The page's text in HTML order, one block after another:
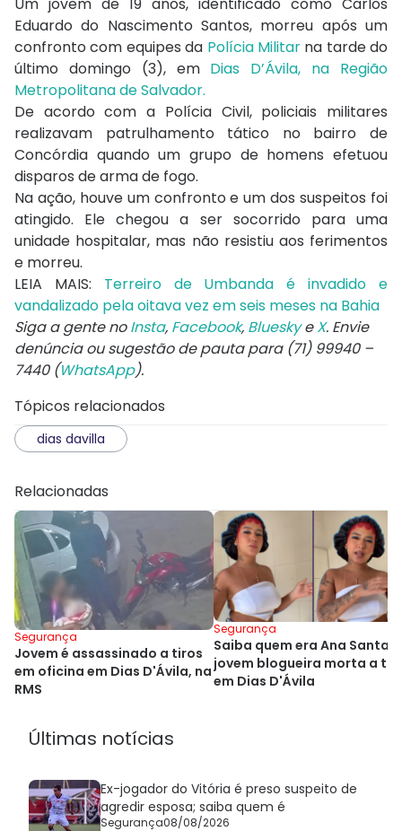
Eduardo do Nascimento Santos, morreu após um
confronto com equipes da Polícia Militarna tarde do
último domingo (3), em Dias D’Ávila, na Região
Metropolitana de Salvador.
De acordo com a Polícia Civil, policiais militares
realizavam patrulhamento tático no bairro de
Concórdia quando um grupo de homens efetuou
disparos de arma de fogo.
Na ação, houve um confronto e um dos suspeitos foi
atingido. Ele chegou a ser socorrido para uma
unidade hospitalar, mas não resistiu aos ferimentos
e morreu.
LEIA MAIS: Terreiro de Umbanda é invadido e
vandalizado pela oitava vez em seis meses na Bahia
Siga a gente noInsta, Facebook, BlueskyeX. Envie
denúncia ou sugestão de pauta para (71) 99940 –
7440 (WhatsApp).
Tópicos relacionados
dias davilla
Relacionadas
Segurança
Jovem é assassinado a tiros
em oficina em Dias D'Ávila, na
RMS
Segurança
Saiba quem era Ana
jovem blogueira morta a
em Dias D'Ávila
Últimas notícias
Ex-jogador do Vitória é preso suspeito de
agredir esposa; saiba quem é
Segurança08/08/2026